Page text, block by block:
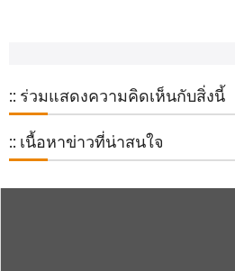
:: ร่วมแสดงความคิดเห็นกับสิ่งนี้
:: เนื้อหาข่าวที่น่าสนใจ